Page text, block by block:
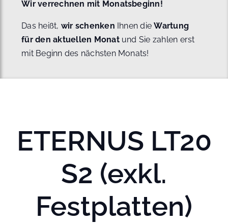
Wir verrechnen mit Monatsbeginn!
Das heißt, wir schenken Ihnen dieWartung
für den aktuellen Monat und Sie zahlen erst
mit Beginn des nächsten Monats!
ETERNUS LT20
S2 (exkl.
Festplatten)